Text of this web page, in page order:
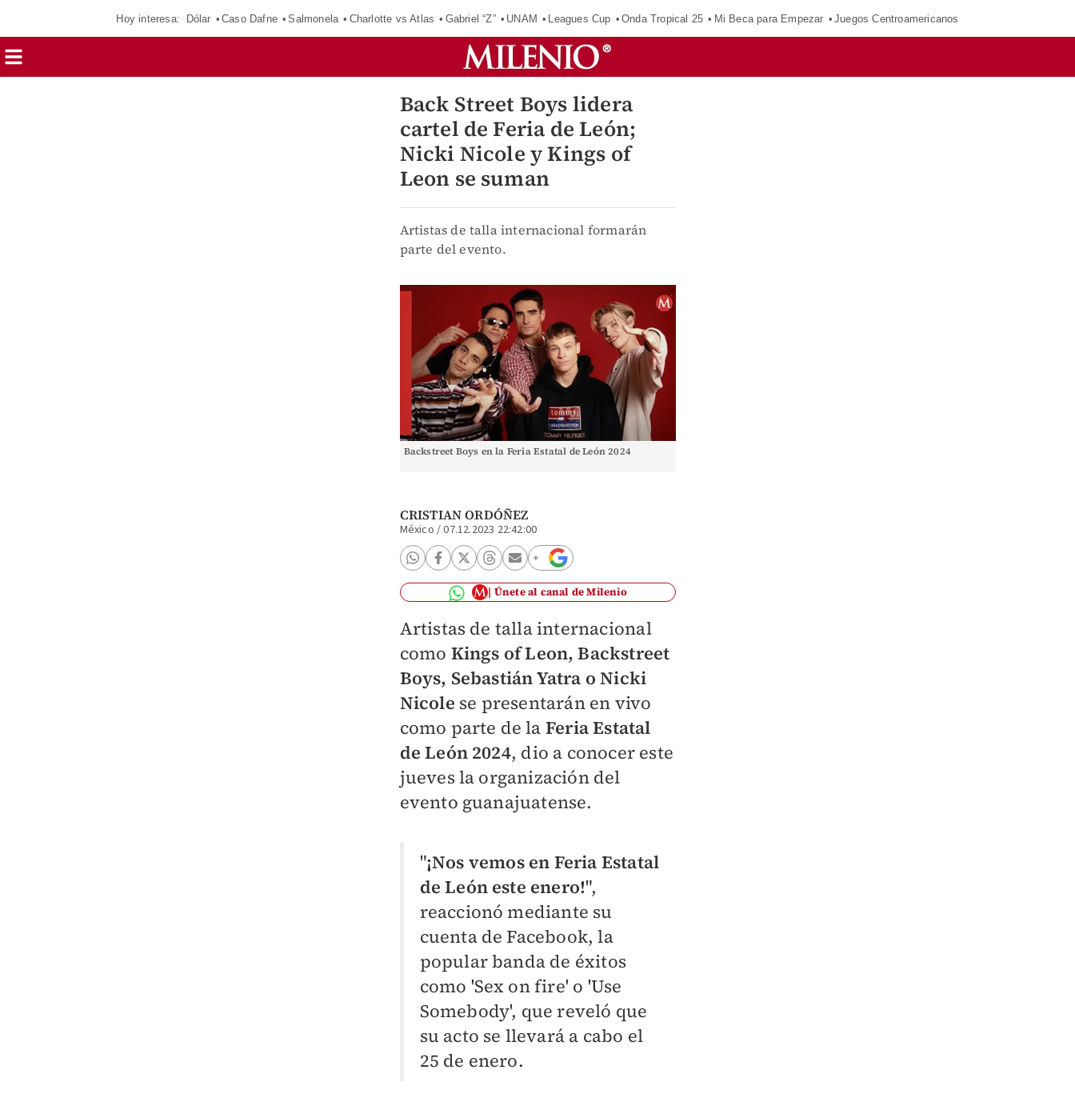
Hoy interesa: Dólar Caso Dafne Salmonela Charlotte vs Atlas Gabriel “Z” UNAM Leagues Cup Onda Tropical 25 Mi Beca para Empezar Juegos Centroamericanos
Back Street Boys lidera
cartel de Feria de León;
Nicki Nicole y Kings of
Leon se suman
Artistas de talla internacional formarán
parte del evento.
Backstreet Boys en la Feria Estatal de León 2024
CRISTIAN ORDÓÑEZ
México /07.12.2023 22:42:00
Únete al canal de Milenio
Artistas de talla internacional
como Kings of Leon, Backstreet
Boys, Sebastián Yatra o Nicki
Nicole se presentarán en vivo
como parte de la Feria Estatal
de León 2024, dio a conocer este
jueves la organización del
evento guanajuatense.
"¡Nos vemos en Feria Estatal
de León este enero!",
reaccionó mediante su
cuenta de Facebook, la
popular banda de éxitos
como 'Sex on fire' o 'Use
Somebody', que reveló que
su acto se llevará a cabo el
25 de enero.